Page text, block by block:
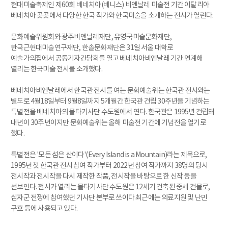
현대미술축제인 제60회 베네치아(베니스) 비엔날레 미술전 기간 이탈리아
베네치아 곳곳에서 다양한 한국 작가와 한국미술을 소개하는 전시가 열린다.
문화예술위원회와 광주비엔날레재단, 유영국미술문화재단,
한국근현대미술연구재단, 한솔문화재단은 31일 서울 대학로
예술가의집에서 공동기자간담회를 열고 베네치아비엔날레 기간 연계해
열리는 한국미술 전시를 소개했다.
베네치아비엔날레에서 한국관 전시를 여는 문화예술위는 한국관 전시와는
별도로 4월18일부터 9월8일까지 5개월간 한국관 건립 30주년을 기념하는
특별전을 베네치아의 몰타기사단 수도원에서 연다. 한국관은 1995년 건립돼
내년이 30주년이지만 문화예술위는 올해 미술전 기간에 기념전을 열기로
했다.
특별전은 '모든 섬은 산이다'(Every Island is a Mountain)라는 제목으로,
1995년 첫 한국관 전시 참여 작가부터 2022년 참여 작가까지 38명의 당시
전시작과 전시작을 다시 제작한 작품, 전시작을 바탕으로 한 신작 등을
선보인다. 전시가 열리는 몰타기사단 수도원은 12세기 건축된 중세 건물로,
십자군 전쟁에 참여했던 기사단 본부로 쓰이다 최근에는 의료지원 및 난민
구호 등에 사용되고 있다.